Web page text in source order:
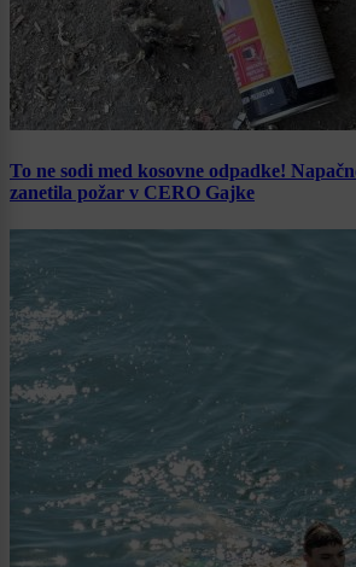
To ne sodi med kosovne odpadke!
zanetila požar v CERO Gajke